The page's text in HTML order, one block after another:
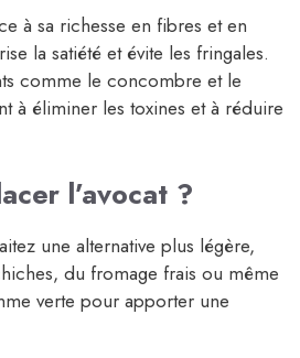
à sa richesse en fibres et en
la satiété et évite les fringales.
comme le concombre et le
à éliminer les toxines et à réduire
l’avocat ?
une alternative plus légère,
du fromage frais ou même
verte pour apporter une